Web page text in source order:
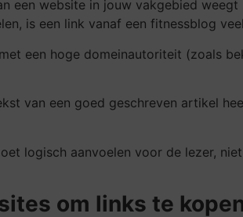
een website in jouw vakgebied
is een link vanaf een fitnessblog
een hoge domeinautoriteit (zoals
van een goed geschreven artikel
logisch aanvoelen voor de lezer,
om links te